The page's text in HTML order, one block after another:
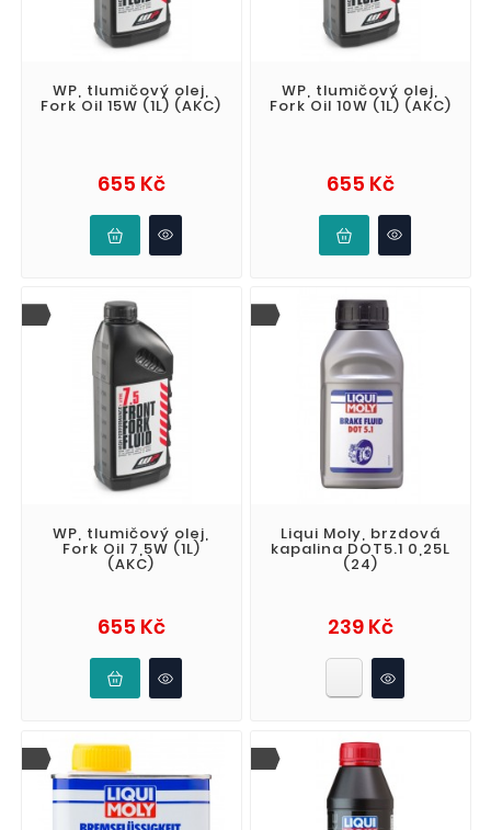
WP, tlumičový olej,
Fork Oil 15W (1L) (AKC)
655 KčCena
WP, tlumičový olej,
Fork Oil 10W (1L) (AKC)
655 KčCena
WP, tlumičový olej,
Fork Oil 7,5W (1L)
(AKC)
655 KčCena
Liqui Moly, brzdová
kapalina DOT5.1 0,25L
(24)
239 KčCena